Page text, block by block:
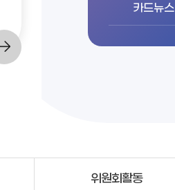
카드뉴스
위원회활동